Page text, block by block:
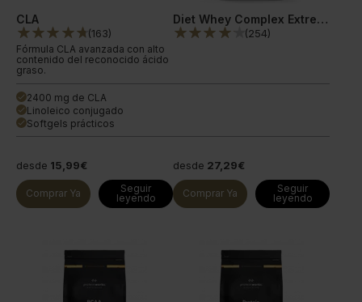
CLA
(163)
Fórmula CLA avanzada con alto
contenido del reconocido ácido
graso.
done 2400 mg de CLA
done Linoleico conjugado
done Softgels prácticos
desde 15,99€
Comprar Ya
Seguir
leyendo
Diet Whey Complex Extreme
(254)
desde 27,29€
Comprar Ya
Seguir
leyendo